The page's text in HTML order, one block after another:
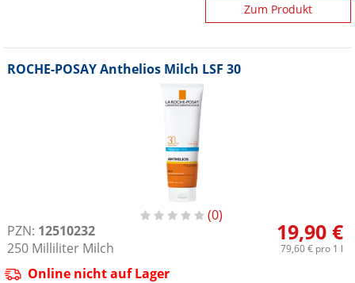
Zum Produkt
ROCHE-POSAY Anthelios Milch LSF 30
0
PZN: 12510232
250 Milliliter Milch
19,90 €
79,60 €pro 1 l
Online nicht auf Lager